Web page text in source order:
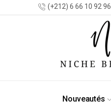
(+212) 6 66 10 92 96
Nouveautés